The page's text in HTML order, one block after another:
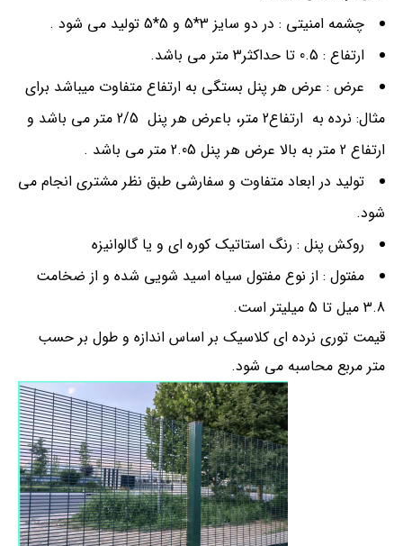
چشمه امنیتی : در دو سایز 3*5 و 5*5 تولید می شود .
ارتفاع : 0.5 تا حداکثر3 متر می باشد.
عرض : عرض هر پنل بستگی به ارتفاع متفاوت میباشد برای
مثال: نرده به ارتفاع2 متر، باعرض هر پنل 2/5 متر می باشد و
ارتفاع 2 متر به بالا عرض هر پنل 2.05 متر می باشد .
تولید در ابعاد متفاوت و سفارشی طبق نظر مشتری انجام می
شود.
روکش پنل : رنگ استاتیک کوره ای و یا گالوانیزه
مفتول : از نوع مفتول سیاه اسید شویی شده و از ضخامت
3.8 میل تا 5 میلیتر است.
قیمت توری نرده ای کلاسیک بر اساس اندازه و طول بر حسب
متر مربع محاسبه می شود.